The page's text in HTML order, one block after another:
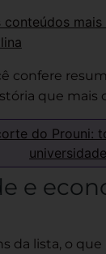
conteúdos
confere
que mais
do Prouni:
e
da lista, o